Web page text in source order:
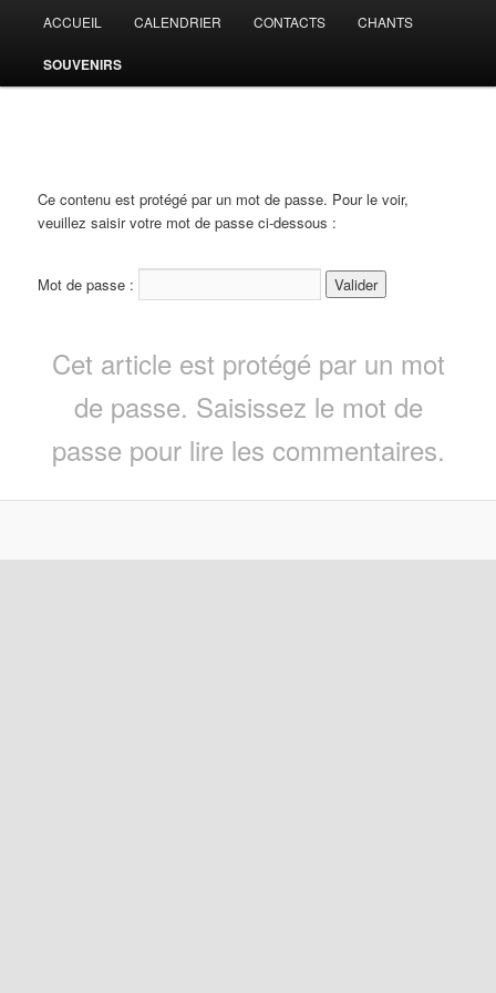
contenu
principalCHORALE DE JEHANSTER
principal
ACCUEIL CALENDRIER CONTACTS CHANTS
SOUVENIRS
Ce contenu est protégé par un mot de passe. Pour le voir,
veuillez saisir votre mot de passe ci-dessous :
Mot de passe :
Cet article est protégé par un mot
de passe. Saisissez le mot de
passe pour lire les commentaires.